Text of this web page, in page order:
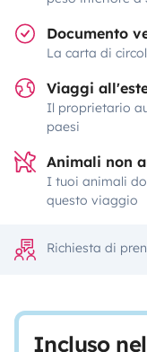
Documento
La carta di
Viaggi
Il proprietario
paesi
Animali non
I tuoi animali
questo viaggio
Richiesta di
Incluso